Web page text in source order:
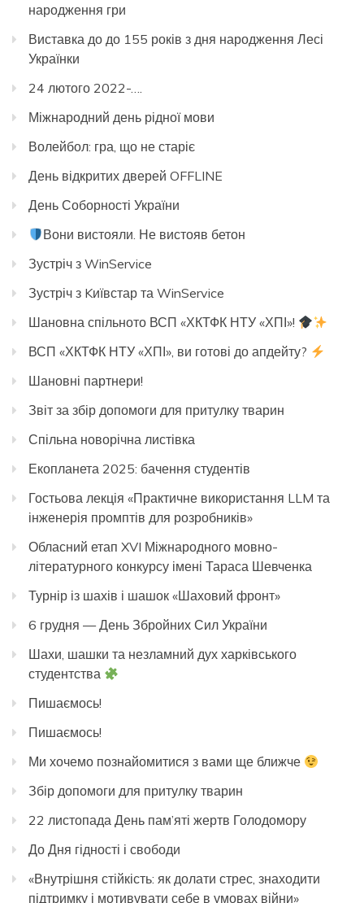
народження гри
Виставка до до 155 років з дня народження Лесі
Українки
24 лютого 2022-….
Міжнародний день рідної мови
Волейбол: гра, що не старіє
День відкритих дверей OFFLINE
День Соборності України
Вони вистояли. Не вистояв бетон
Зустріч з WinService
Зустріч з Kиївстар та WinService
Шановна спільното ВСП «ХКТФК НТУ «ХПІ»!
ВСП «ХКТФК НТУ «ХПІ», ви готові до апдейту?
Шановні партнери!
Звіт за збір допомоги для притулку тварин
Спільна новорічна листівка
Екопланета 2025: бачення студентів
Гостьова лекція «Практичне використання LLM та
інженерія промптів для розробників»
Обласний етап XVI Міжнародного мовно-
літературного конкурсу імені Тараса Шевченка
Турнір із шахів і шашок «Шаховий фронт»
6 грудня — День Збройних Сил України
Шахи, шашки та незламний дух харківського
студентства
Пишаємось!
Пишаємось!
Ми хочемо познайомитися з вами ще ближче
Збір допомоги для притулку тварин
22 листопада День пам’яті жертв Голодомору
До Дня гідності і свободи
«Внутрішня стійкість: як долати стрес, знаходити
підтримку і мотивувати себе в умовах війни»